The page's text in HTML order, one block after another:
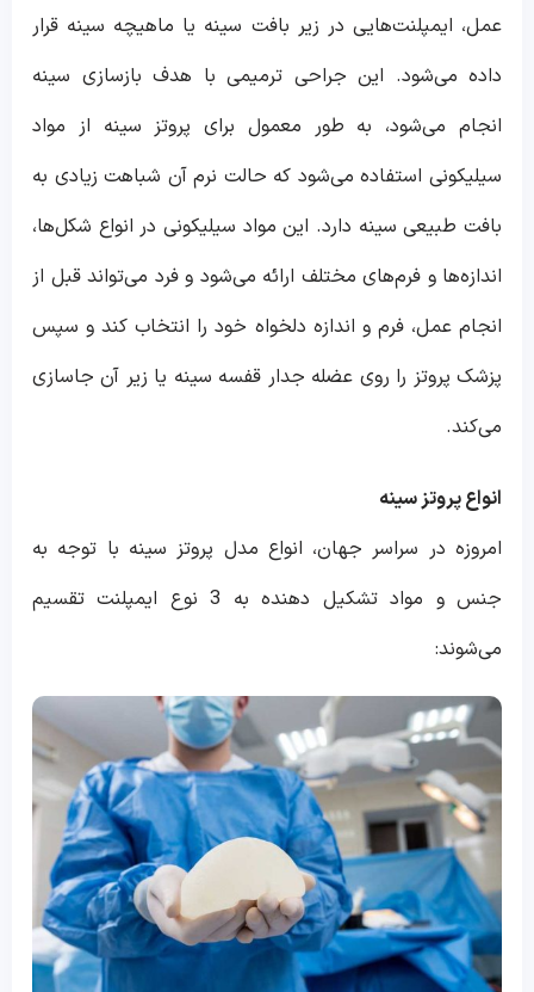
عمل، ایمپلنت‌هایی در زیر بافت سینه یا ماهیچه سینه قرار
داده می‌شود. این جراحی ترمیمی با هدف بازسازی سینه
انجام می‌شود، به طور معمول برای پروتز سینه از مواد
سیلیکونی استفاده می‌شود که حالت نرم آن شباهت زیادی به
بافت طبیعی سینه دارد. این مواد سیلیکونی در انواع شکل‌ها،
اندازه‌ها و فرم‌های مختلف ارائه می‌شود و فرد می‌تواند قبل از
انجام عمل، فرم و اندازه دلخواه خود را انتخاب کند و سپس
پزشک پروتز را روی عضله جدار قفسه سینه یا زیر آن جاسازی
می‌کند.
انواع پروتز سینه
امروزه در سراسر جهان، انواع مدل پروتز سینه با توجه به
جنس و مواد تشکیل دهنده به 3 نوع ایمپلنت تقسیم
می‌شوند: